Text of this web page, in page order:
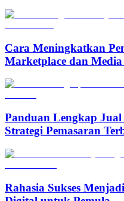
Cara Meningkatkan
Marketplace dan Media
Panduan Lengkap
Strategi Pemasaran
Rahasia Sukses